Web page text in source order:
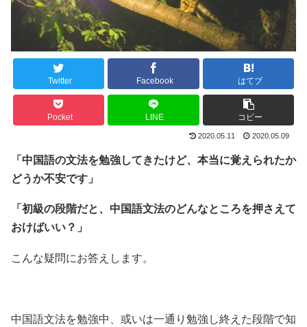
Twitter Facebook はてブ
Pocket LINE コピー
2020.05.11 2020.05.09
「中国語の文法を勉強してきたけど、本当に覚えられたか
どうか不安です」
「初級の段階だと、中国語文法のどんなところを押さえて
おけばいい？」
こんな疑問にお答えします。
中国語文法を勉強中、或いは一通り勉強し終えた段階で知